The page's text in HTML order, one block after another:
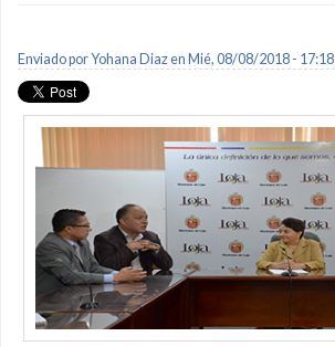
Enviado porYohana Diazen Mié, 08/08/2018 - 17:18